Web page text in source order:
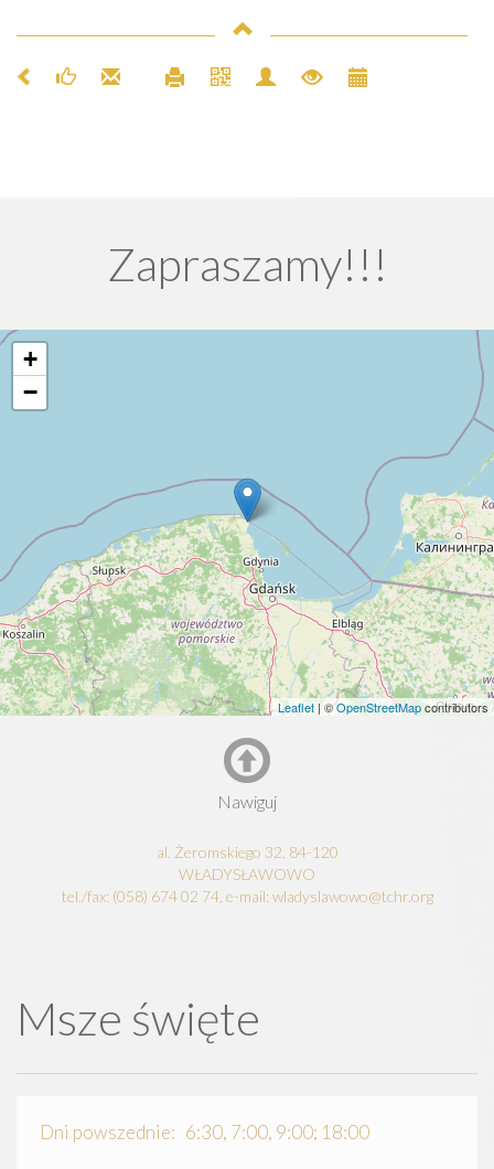
Zapraszamy!!!
+
−
Leaflet | ©OpenStreetMapcontributors
Nawiguj
al. Żeromskiego 32, 84-120
WŁADYSŁAWOWO
tel./fax: (058) 674 02 74, e-mail: wladyslawowo@tchr.org
Msze święte
Dni powszednie: 6:30, 7:00, 9:00; 18:00